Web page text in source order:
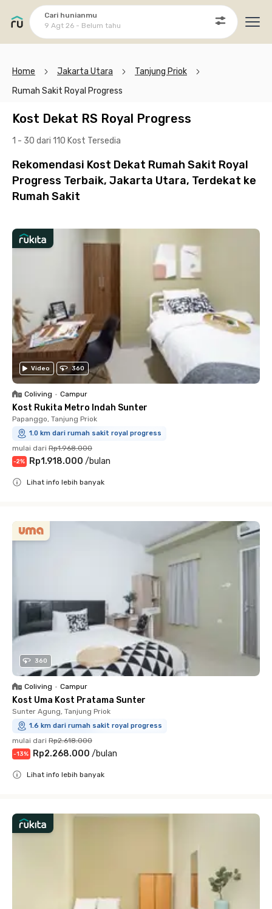
Cari hunianmu
9 Agt 26 - Belum tahu
Home Jakarta Utara
Tanjung Priok
Rumah Sakit Royal Progress
Kost Dekat RS Royal Progress
1 - 30 dari 110 Kost Tersedia
Rekomendasi Kost Dekat Rumah Sakit Royal
Progress Terbaik, Jakarta Utara, Terdekat ke
Rumah Sakit
Video 360
Coliving • Campur
Kost Rukita Metro Indah Sunter
Papanggo, Tanjung Priok
1.0 km dari rumah sakit royal progress
mulai dari Rp1.968.000
-2% Rp1.918.000 /bulan
Lihat info lebih banyak
360
Coliving • Campur
Kost Uma Kost Pratama Sunter
Sunter Agung, Tanjung Priok
1.6 km dari rumah sakit royal progress
mulai dari Rp2.618.000
-13% Rp2.268.000 /bulan
Lihat info lebih banyak